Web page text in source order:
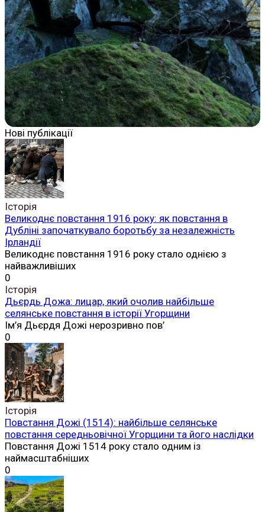
Нові публікації
Історія
Великоднє повстання 1916 року: як повстання в
Дубліні започаткувало боротьбу за незалежність
Ірландії
Великоднє повстання 1916 року стало однією з
найважливіших
0
Історія
Дьєрдь Дожа: лицар, який очолив найбільше
селянське повстання в історії Угорщини
Ім’я Дьєрдя Дожі нерозривно пов’
0
Історія
Повстання Дожі (1514): найбільше селянське
повстання середньовічної Угорщини та його наслідки
Повстання Дожі 1514 року стало одним із
наймасштабніших
0